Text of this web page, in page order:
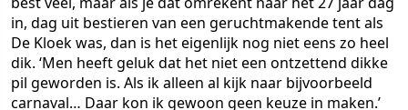
in, dag uit bestieren van een geruchtmakende tent als
De Kloek was, dan is het eigenlijk nog niet eens zo heel
dik. ‘Men heeft geluk dat het niet een ontzettend dikke
pil geworden is. Als ik alleen al kijk naar bijvoorbeeld
carnaval… Daar kon ik gewoon geen keuze in maken.’